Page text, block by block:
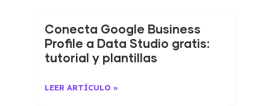
Conecta Google Business
Profile a Data Studio gratis:
tutorial y plantillas
LEER ARTÍCULO »